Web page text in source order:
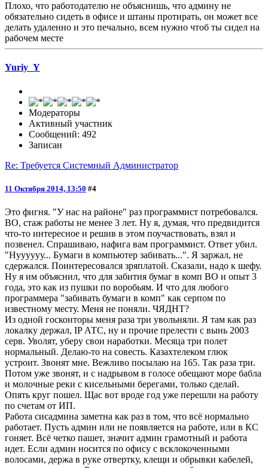
Плохо, что работодателю не объяснишь, что админу не
обязательно сидеть в офисе и штаны протирать, он может все
делать удаленно и это печально, всем нужно чтоб ты сидел на
рабочем месте
Yuriy_Y
Модераторы
Активный участник
Сообщений: 492
Записан
Re: Требуется Системный Администратор
11 Октября 2014, 13:50 #4
Это фигня. "У нас на районе" раз программист потребовался.
ВО, стаж работы не менее 3 лет. Ну я, думая, что предвидится
что-то интересное и решив в этом поучаствовать, взял и
позвенел. Спрашиваю, нафига вам программист. Ответ убил.
"Нуууууу... Бумаги в компьютер забивать...". Я заржал, не
сдержался. Поинтересовался зряплатой. Сказали, надо к шефу.
Ну я им объяснил, что для забития бумаг в комп ВО и опыт 3
года, это как из пушки по воробьям. И что для любого
программера "забивать бумаги в комп" как серпом по
известному месту. Меня не поняли. ЧЯДНТ?
Из одной госконторы меня раза три увольняли. Я там как раз
локалку держал, IP АТС, ну и прочие прелести с вынь 2003
серв. Уволят, уберу свои наработки. Месяца три полет
нормальный. Делаю-то на совесть. Казахтелеком глюк
устроит. Звонят мне. Вежливо посылаю на 165. Так раза три.
Потом уже звонят, и с надрывом в голосе обещают море бабла
и молочные реки с кисельными берегами, только сделай.
Опять круг пошел. Щас вот вроде год уже перешли на работу
по счетам от ИП.
Работа сисадмина заметна как раз в том, что всё нормально
работает. Пусть админ или не появляется на работе, или в КС
гоняет. Всё четко пашет, значит админ грамотный и работа
идет. Если админ носится по офису с всклокоченными
волосами, держа в руке отвертку, клещи и обрывки кабелей,